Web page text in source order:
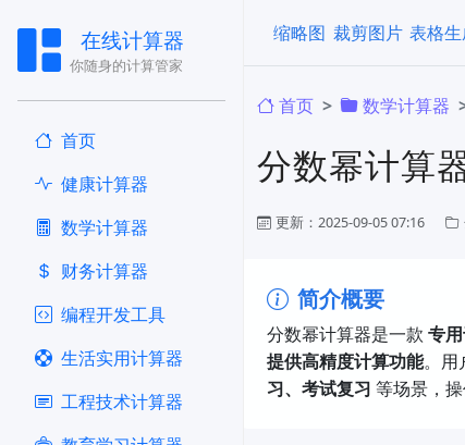
在线计算器
你随身的计算管家
首页
健康计算器
​数学计算器
财务计算器
编程开发工具
生活实用计算器
工程技术计算器
缩略图 裁剪图片 表格
首页 ​数学计算器
分数幂计算
更新：2025-09-05 07:16
简介概要
分数幂计算器是一款 ​ 专
提供高精度计算功能。用
习、考试复习 等场景，